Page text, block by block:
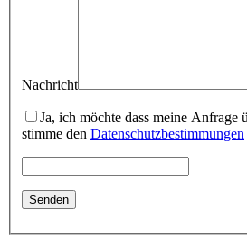
Nachricht
Ja, ich möchte dass meine Anfrage
stimme den Datenschutzbestimmungen